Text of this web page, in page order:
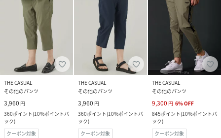
THE CASUAL
その他のパンツ
3,960 円
360ポイント(10%ポイントバ
ック)
クーポン対象
THE CASUAL
その他のパンツ
3,960 円
360ポイント(10%ポイントバ
ック)
クーポン対象
THE CASUAL
その他のパンツ
9,300 円 6%OFF
845ポイント(10%ポイントバ
ック)
クーポン対象